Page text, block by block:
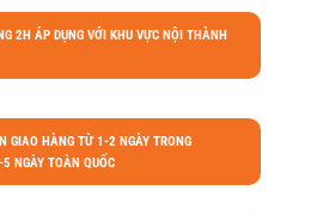
2H ÁP DỤNG VỚI KHU VỰC NỘI THÀNH
GIAO HÀNG TỪ 1-2 NGÀY TRONG
NGÀY TOÀN QUỐC